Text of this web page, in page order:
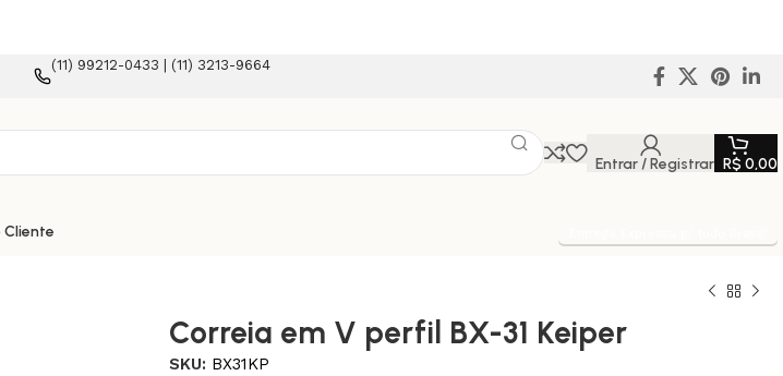
(11) 99212-0433 | (11) 3213-9664
Entrar / Registrar R$ 0,00
Cliente
Correia em V perfil BX-31 Keiper
SKU: BX31KP